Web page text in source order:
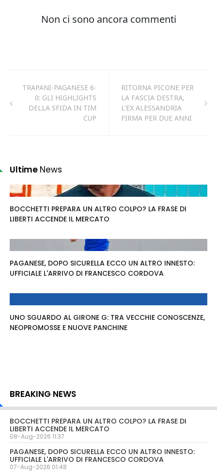
TRAPANI-PAGANESE 6-
0: GLI HIGHLIGHTS
DELLA SFIDA IN TIM
CUP
RITORNA PICONE PER
LA FASCIA DESTRA,
L'EX ALESSANDRIA
FIRMA PER DUE ANNI
Ultime News
BOCCHETTI PREPARA UN ALTRO COLPO? LA FRASE DI
LIBERTI ACCENDE IL MERCATO
PAGANESE, DOPO SICURELLA ECCO UN ALTRO INNESTO:
UFFICIALE L'ARRIVO DI FRANCESCO CORDOVA
UNO SGUARDO AL GIRONE G: TRA VECCHIE CONOSCENZE,
NEOPROMOSSE E NUOVE PANCHINE
BREAKING NEWS
BOCCHETTI PREPARA UN ALTRO COLPO? LA FRASE DI
LIBERTI ACCENDE IL MERCATO
08-Aug-2026 11:37
PAGANESE, DOPO SICURELLA ECCO UN ALTRO INNESTO:
UFFICIALE L'ARRIVO DI FRANCESCO CORDOVA
07-Aug-2026 01:48